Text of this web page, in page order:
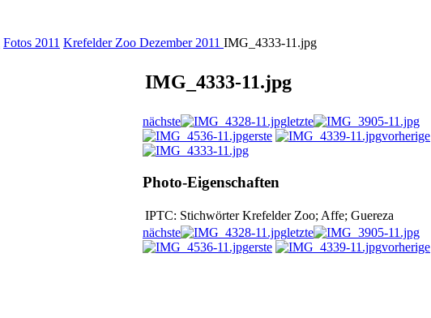
Fotos 2011 Krefelder Zoo Dezember 2011 IMG_4333-11.jpg
IMG_4333-11.jpg
nächste
letzte
erste
vorherige
Photo-Eigenschaften
IPTC: Stichwörter Krefelder Zoo; Affe; Guereza
nächste
letzte
erste
vorherige